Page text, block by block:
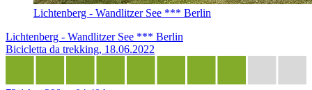
Lichtenberg - Wandlitzer See *** Berlin
Lichtenberg - Wandlitzer See *** Berlin
Bicicletta da trekking, 18.06.2022